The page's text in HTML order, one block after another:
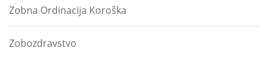
Zobna Ordinacija Koroška
Zobozdravstvo